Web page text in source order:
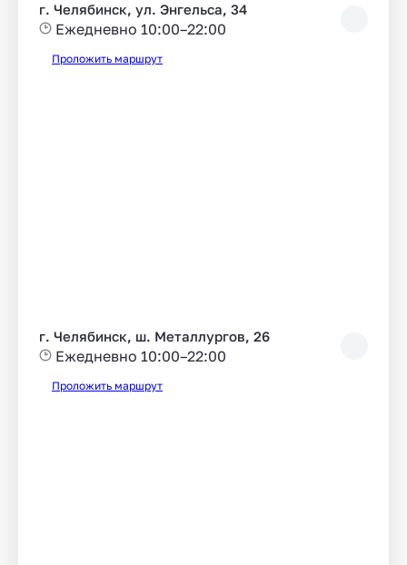
г. Челябинск, ул. Энгельса, 34
Ежедневно 10:00–22:00
Проложить маршрут
г. Челябинск, ш. Металлургов, 26
Ежедневно 10:00–22:00
Проложить маршрут